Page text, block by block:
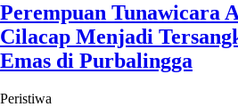
Perempuan Tunawicara
Cilacap Menjadi
Emas di Purbalingga
Peristiwa